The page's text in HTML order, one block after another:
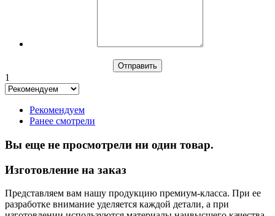
1
Рекомендуем
Ранее смотрели
Вы еще не просмотрели ни один товар.
Изготовление на заказ
Представляем вам нашу продукцию премиум-класса. При ее
разработке внимание уделяется каждой детали, а при